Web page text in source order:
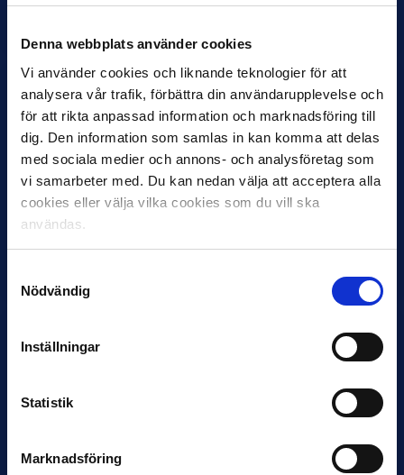
Denna webbplats använder cookies
Vi använder cookies och liknande teknologier för att
analysera vår trafik, förbättra din användarupplevelse och
för att rikta anpassad information och marknadsföring till
dig. Den information som samlas in kan komma att delas
med sociala medier och annons- och analysföretag som
vi samarbeter med. Du kan nedan välja att acceptera alla
cookies eller välja vilka cookies som du vill ska
användas.
Nödvändig
Inställningar
Statistik
Marknadsföring
11 JUNI
VM-spelare med förflutet i Allsvenskan
och Superettan
Bosnien & Hercegovina Armin Gigovic — Helsingborgs IF
Dennis Hadžikadunić — Malmö FF / Trelleborg FF
Han nätade snyggast i maj: “Ett alldeles